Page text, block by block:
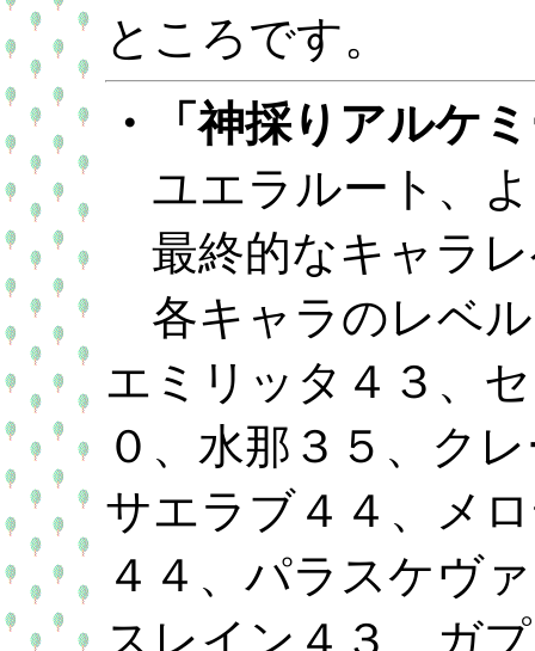
ところです。
・「神採りアルケ
ユエラルート、
最終的なキャラ
各キャラのレベ
エミリッタ４３、
０、水那３５、ク
サエラブ４４、メ
４４、パラスケヴ
スレイン４３、ガ